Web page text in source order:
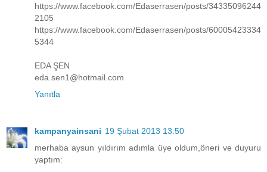
https://www.facebook.com/Edaserrasen/posts/34335096244
2105
https://www.facebook.com/Edaserrasen/posts/60005423334
5344
EDA ŞEN
eda.sen1@hotmail.com
Yanıtla
kampanyainsani 19 Şubat 2013 13:50
merhaba aysun yıldırım adımla üye oldum,öneri ve duyuru
yaptım: